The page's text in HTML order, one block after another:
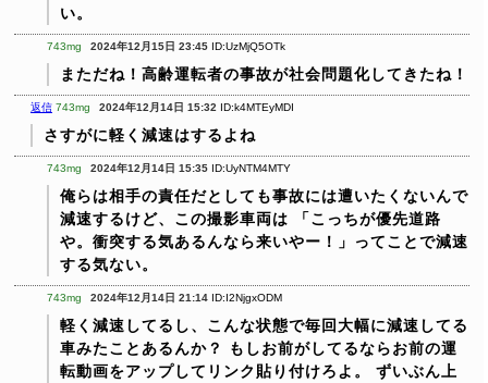
い。
743mg 2024年12月15日 23:45 ID:UzMjQ5OTk
まただね！高齢運転者の事故が社会問題化してきたね！
返信 743mg 2024年12月14日 15:32 ID:k4MTEyMDI
さすがに軽く減速はするよね
743mg 2024年12月14日 15:35 ID:UyNTM4MTY
俺らは相手の責任だとしても事故には遭いたくないんで
減速するけど、この撮影車両は 「こっちが優先道路
や。衝突する気あるんなら来いやー！」ってことで減速
する気ない。
743mg 2024年12月14日 21:14 ID:I2NjgxODM
軽く減速してるし、こんな状態で毎回大幅に減速してる
車みたことあるんか？
もしお前がしてるならお前の運
転動画をアップしてリンク貼り付けろよ。
ずいぶん上